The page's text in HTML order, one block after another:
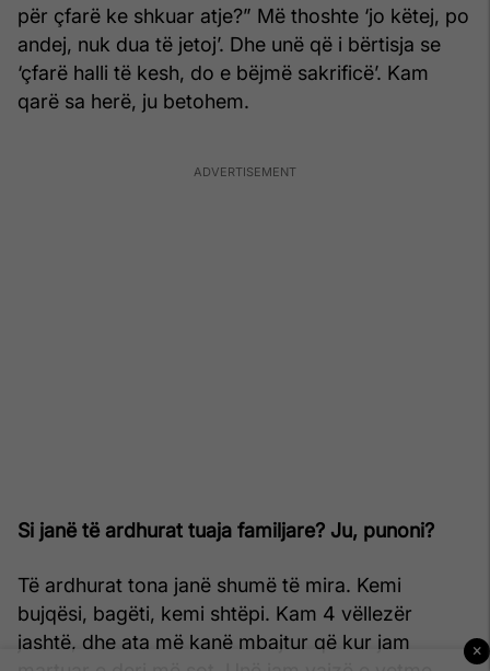
për çfarë ke shkuar atje?” Më thoshte ‘jo këtej, po
andej, nuk dua të jetoj’. Dhe unë që i bërtisja se
‘çfarë halli të kesh, do e bëjmë sakrificë’. Kam
qarë sa herë, ju betohem.
Si janë të ardhurat tuaja familjare? Ju, punoni?
Të ardhurat tona janë shumë të mira. Kemi
bujqësi, bagëti, kemi shtëpi. Kam 4 vëllezër
jashtë, dhe ata më kanë mbajtur që kur jam
×